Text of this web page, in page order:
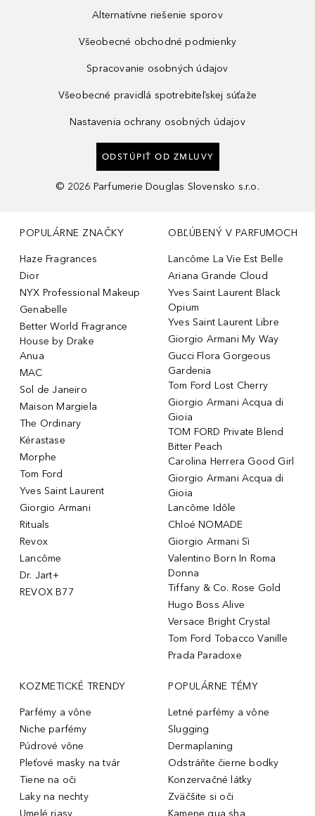
Alternatívne riešenie sporov
Všeobecné obchodné podmienky
Spracovanie osobných údajov
Všeobecné pravidlá spotrebiteľskej súťaže
Nastavenia ochrany osobných údajov
ODSTÚPIŤ OD ZMLUVY
© 2026 Parfumerie Douglas Slovensko s.r.o.
POPULÁRNE ZNAČKY
Haze Fragrances
Dior
NYX Professional Makeup
Genabelle
Better World Fragrance
House by Drake
Anua
MAC
Sol de Janeiro
Maison Margiela
The Ordinary
Kérastase
Morphe
Tom Ford
Yves Saint Laurent
Giorgio Armani
Rituals
Revox
Lancôme
Dr. Jart+
REVOX B77
OBĽÚBENÝ V PARFUMOCH
Lancôme La Vie Est Belle
Ariana Grande Cloud
Yves Saint Laurent Black
Opium
Yves Saint Laurent Libre
Giorgio Armani My Way
Gucci Flora Gorgeous
Gardenia
Tom Ford Lost Cherry
Giorgio Armani Acqua di
Gioia
TOM FORD Private Blend
Bitter Peach
Carolina Herrera Good Girl
Giorgio Armani Acqua di
Gioia
Lancôme Idôle
Chloé NOMADE
Giorgio Armani Sì
Valentino Born In Roma
Donna
Tiffany & Co. Rose Gold
Hugo Boss Alive
Versace Bright Crystal
Tom Ford Tobacco Vanille
Prada Paradoxe
KOZMETICKÉ TRENDY
Parfémy a vône
Niche parfémy
Púdrové vône
Pleťové masky na tvár
Tiene na oči
Laky na nechty
Umelé riasy
POPULÁRNE TÉMY
Letné parfémy a vône
Slugging
Dermaplaning
Odstráňte čierne bodky
Konzervačné látky
Zväčšite si oči
Kamene gua sha